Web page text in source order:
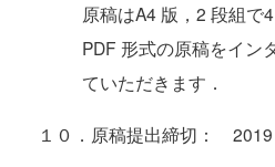
原稿はA4 版，2 段組で
PDF 形式の原稿をイン
ていただきます．
１０．原稿提出締切： 2019